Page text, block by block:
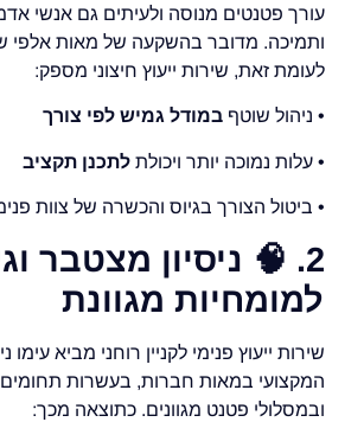
עורך פטנטים מנוסה ולעיתים גם אנשי
ותמיכה. מדובר בהשקעה של מאות אלפי
לעומת זאת, שירות ייעוץ חיצוני מספק:
• ניהול שוטף במודל גמיש לפי צורך
• עלות נמוכה יותר ויכולת לתכנן תקציב
• ביטול הצורך בגיוס והכשרה של צוות
2.
🧠 ניסיון מצטבר
למומחיות מגוונת
שירות ייעוץ פנימי לקניין רוחני מביא עימו
המקצועי במאות חברות, בעשרות תחומים
ובמסלולי פטנט מגוונים. כתוצאה מכך: